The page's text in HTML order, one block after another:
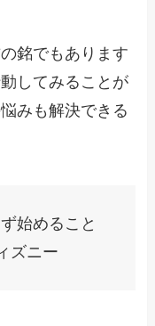
銘でもあります
してみることが
みも解決できる
始めること
ズニー